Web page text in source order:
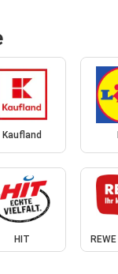
Kaufland
HIT